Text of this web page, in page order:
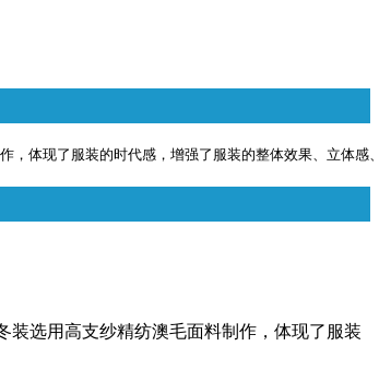
体现了服装的时代感，增强了服装的整体效果、立体感
选用高支纱精纺澳毛面料制作，体现了服装